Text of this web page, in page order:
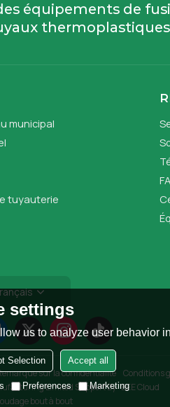
équipements de
municipal
tuyauterie
sur la confidentialité
Conditions
Limited Support By BEE Cloud
bout à bout
settings
us to analyze user behavior
Selection Accept all
Preferences Marketing